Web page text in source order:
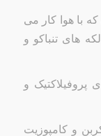
که با هوا کار می
های تنباکو و
و
و کامپوزیت